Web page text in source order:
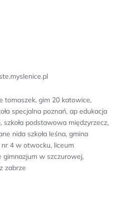
tomaszek, gim 20 katowice,
specjalna poznań, ap edukacja
szkoła podstawowa międzyrzecz,
nida szkoła leśna, gmina
4 w otwocku, liceum
gimnazjum w szczurowej,
zabrze